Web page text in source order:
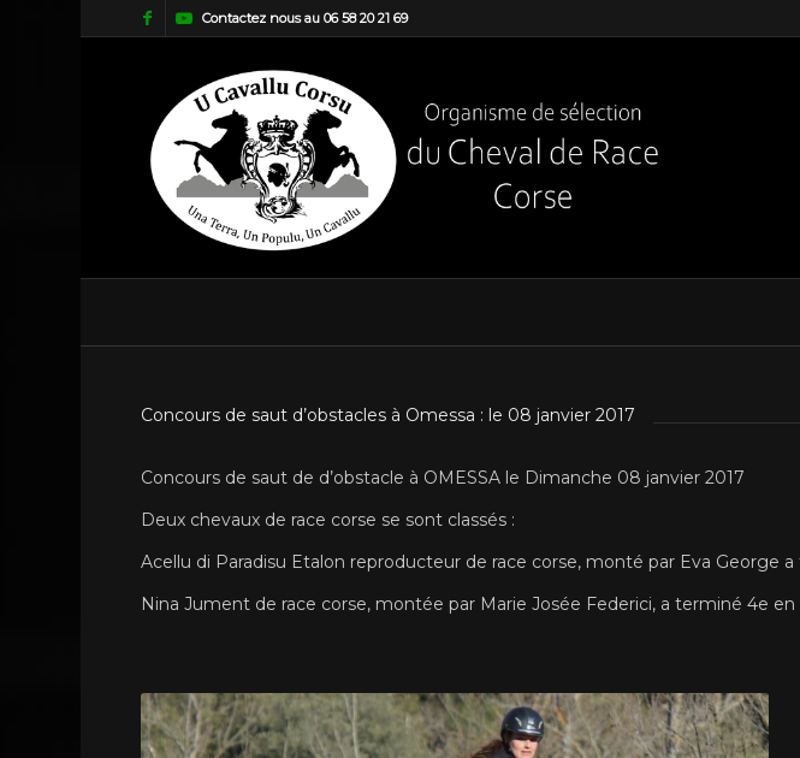
Contactez nous au 06 58 20 21 69
Concours de saut d’obstacles à Omessa : le 08 janvier 2017
Concours de saut de d’obstacle à OMESSA le Dimanche 08 janvier 2017
Deux chevaux de race corse se sont classés :
Acellu di Paradisu Etalon reproducteur de race corse, monté par Eva George
Nina Jument de race corse, montée par Marie Josée Federici, a terminé 4e en